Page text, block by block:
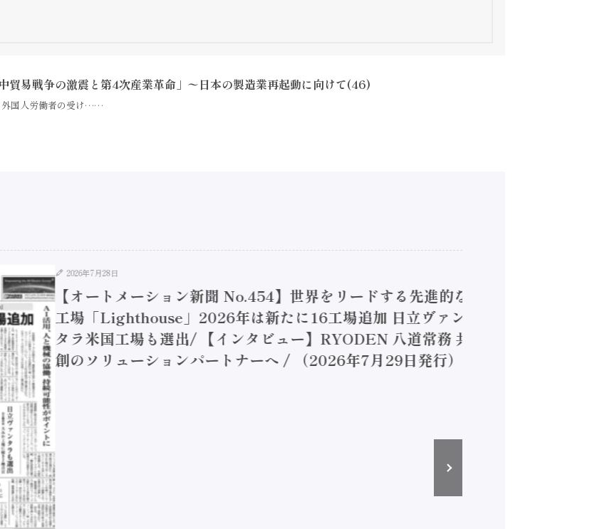
貿易戦争の激震と第4次産業革命」〜日本の製造業再起動に向けて(46)
外国人労働者の受け……
2026年7月28日
【オートメーション新聞 No.454】世界をリードする先進的な
工場「Lighthouse」2026年は新たに16工場追加 日立ヴァン
タラ米国工場も選出/ 【インタビュー】RYODEN 八道常務 共
創のソリューションパートナーへ / （2026年7月29日発行）